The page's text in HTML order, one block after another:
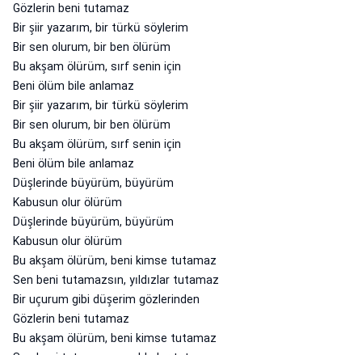
Gözlerin beni tutamaz
Bir şiir yazarım, bir türkü söylerim
Bir sen olurum, bir ben ölürüm
Bu akşam ölürüm, sırf senin için
Beni ölüm bile anlamaz
Bir şiir yazarım, bir türkü söylerim
Bir sen olurum, bir ben ölürüm
Bu akşam ölürüm, sırf senin için
Beni ölüm bile anlamaz
Düşlerinde büyürüm, büyürüm
Kabusun olur ölürüm
Düşlerinde büyürüm, büyürüm
Kabusun olur ölürüm
Bu akşam ölürüm, beni kimse tutamaz
Sen beni tutamazsın, yıldızlar tutamaz
Bir uçurum gibi düşerim gözlerinden
Gözlerin beni tutamaz
Bu akşam ölürüm, beni kimse tutamaz